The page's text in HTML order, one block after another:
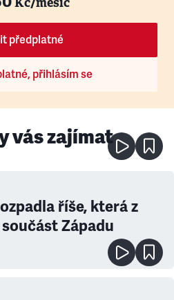
předplatné
přihlásím se
vás zajímat
říše, která z
Západu